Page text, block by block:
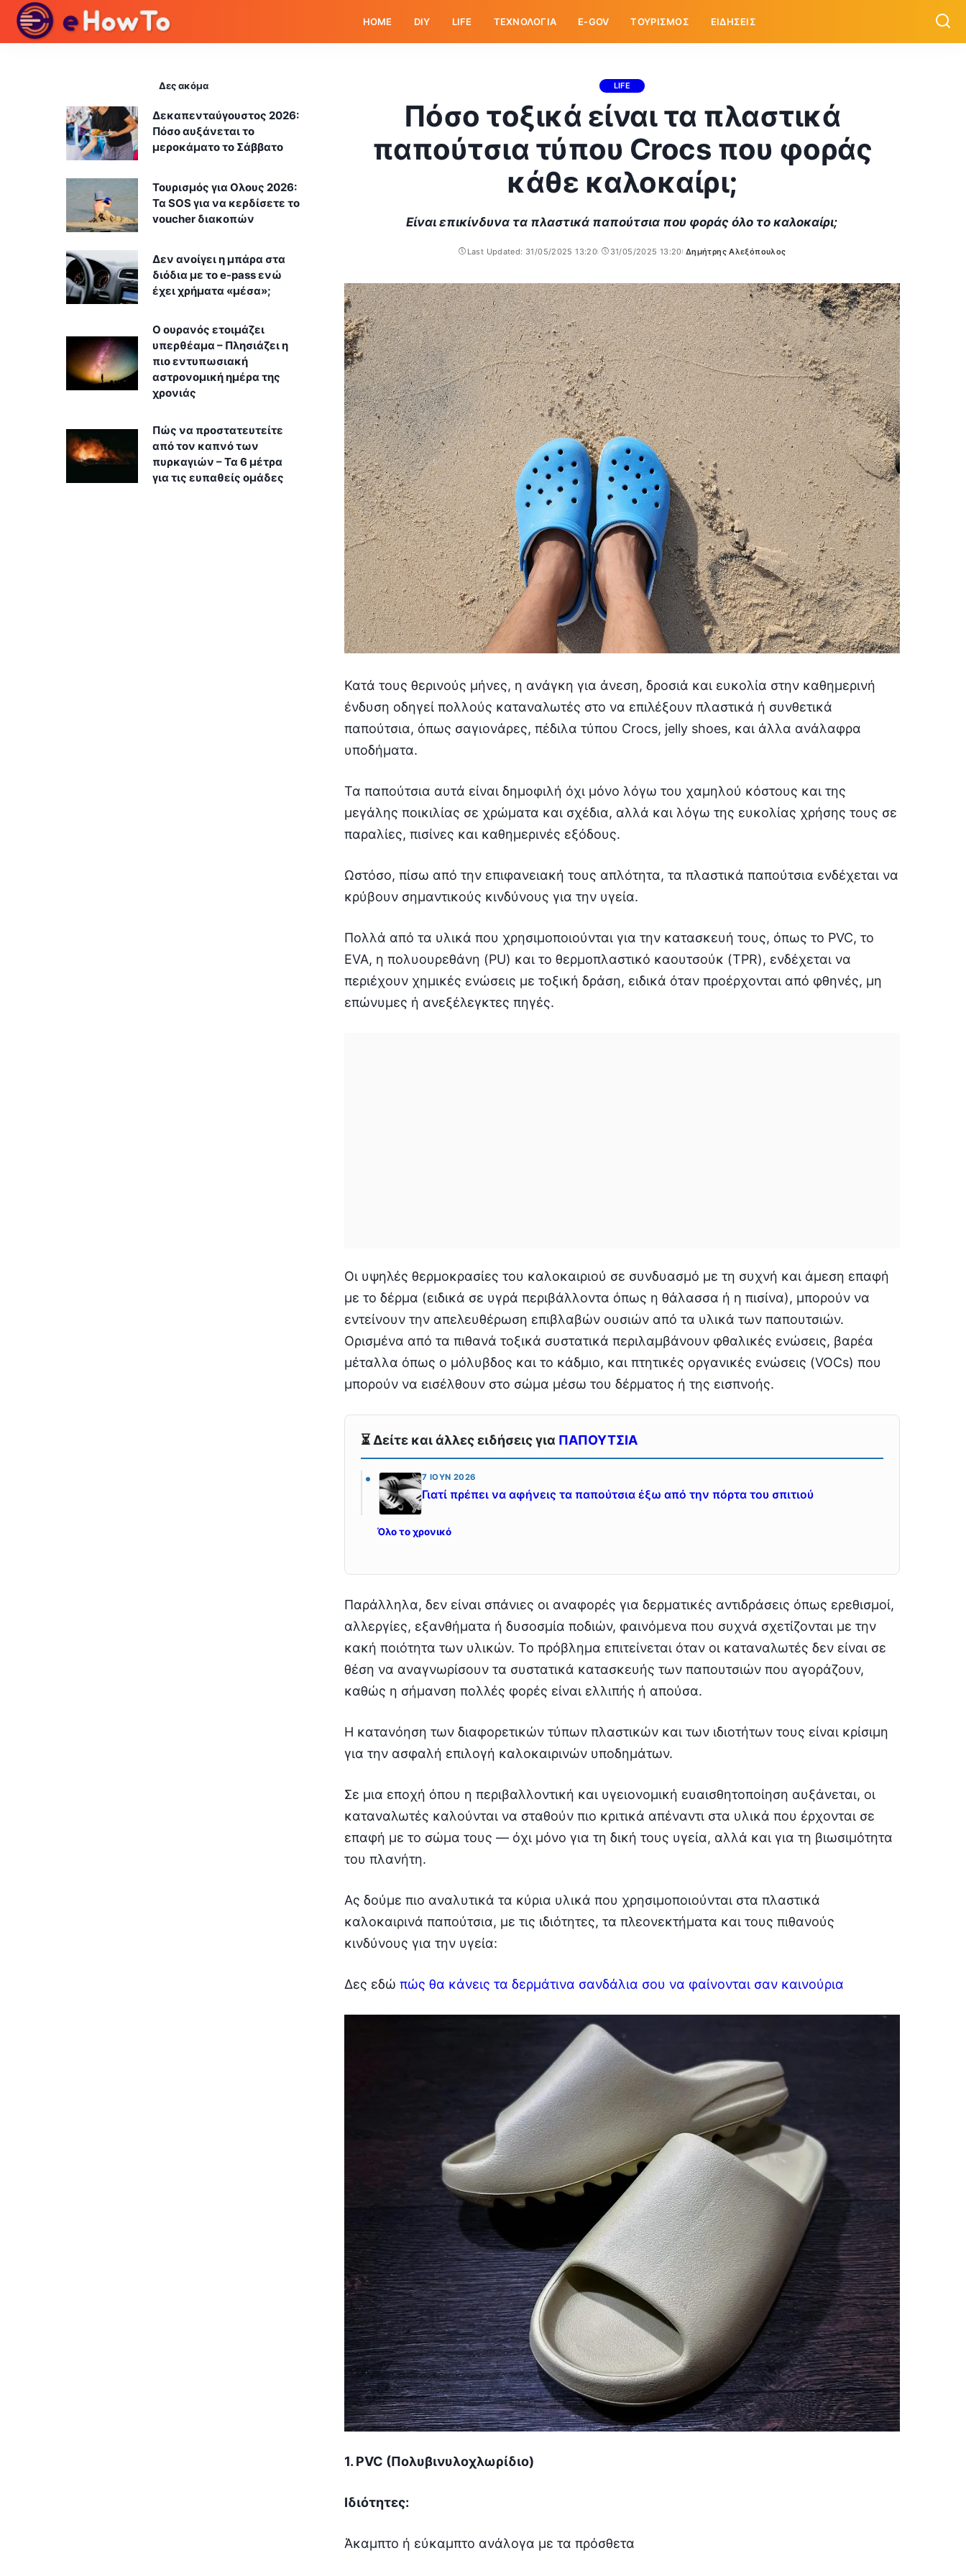
HOME DIY LIFE ΤΕΧΝΟΛΟΓΙΑ E-GOV ΤΟΥΡΙΣΜΟΣ ΕΙΔΗΣΕΙΣ
LIFE
Πόσο τοξικά είναι τα πλαστικά
παπούτσια τύπου Crocs που φοράς
κάθε καλοκαίρι;
Είναι επικίνδυνα τα πλαστικά παπούτσια που φοράς όλο το καλοκαίρι;
Last Updated: 31/05/2025 13:20 31/05/2025 13:20
Posted
Δημήτρης Αλεξόπουλος
Κατά τους θερινούς μήνες, η ανάγκη για άνεση, δροσιά και ευκολία στην καθημερινή
ένδυση οδηγεί πολλούς καταναλωτές στo να επιλέξουν πλαστικά ή συνθετικά
παπούτσια, όπως σαγιονάρες, πέδιλα τύπου Crocs, jelly shoes, και άλλα ανάλαφρα
υποδήματα.
Τα παπούτσια αυτά είναι δημοφιλή όχι μόνο λόγω του χαμηλού κόστους και της
μεγάλης ποικιλίας σε χρώματα και σχέδια, αλλά και λόγω της ευκολίας χρήσης τους σε
παραλίες, πισίνες και καθημερινές εξόδους.
Ωστόσο, πίσω από την επιφανειακή τους απλότητα, τα πλαστικά παπούτσια ενδέχεται να
κρύβουν σημαντικούς κινδύνους για την υγεία.
Πολλά από τα υλικά που χρησιμοποιούνται για την κατασκευή τους, όπως το PVC, το
EVA, η πολυουρεθάνη (PU) και το θερμοπλαστικό καουτσούκ (TPR), ενδέχεται να
περιέχουν χημικές ενώσεις με τοξική δράση, ειδικά όταν προέρχονται από φθηνές, μη
επώνυμες ή ανεξέλεγκτες πηγές.
Οι υψηλές θερμοκρασίες του καλοκαιριού σε συνδυασμό με τη συχνή και άμεση επαφή
με το δέρμα (ειδικά σε υγρά περιβάλλοντα όπως η θάλασσα ή η πισίνα), μπορούν να
εντείνουν την απελευθέρωση επιβλαβών ουσιών από τα υλικά των παπουτσιών.
Ορισμένα από τα πιθανά τοξικά συστατικά περιλαμβάνουν φθαλικές ενώσεις, βαρέα
μέταλλα όπως ο μόλυβδος και το κάδμιο, και πτητικές οργανικές ενώσεις (VOCs) που
μπορούν να εισέλθουν στο σώμα μέσω του δέρματος ή της εισπνοής.
⏳ Δείτε και άλλες ειδήσεις για ΠΑΠΟΥΤΣΙΑ
7 ΙΟΎΝ 2026
Γιατί πρέπει να αφήνεις τα παπούτσια έξω από την πόρτα του σπιτιού
Όλο το χρονικό
Παράλληλα, δεν είναι σπάνιες οι αναφορές για δερματικές αντιδράσεις όπως ερεθισμοί,
αλλεργίες, εξανθήματα ή δυσοσμία ποδιών, φαινόμενα που συχνά σχετίζονται με την
κακή ποιότητα των υλικών. Το πρόβλημα επιτείνεται όταν οι καταναλωτές δεν είναι σε
θέση να αναγνωρίσουν τα συστατικά κατασκευής των παπουτσιών που αγοράζουν,
καθώς η σήμανση πολλές φορές είναι ελλιπής ή απούσα.
Η κατανόηση των διαφορετικών τύπων πλαστικών και των ιδιοτήτων τους είναι κρίσιμη
για την ασφαλή επιλογή καλοκαιρινών υποδημάτων.
Σε μια εποχή όπου η περιβαλλοντική και υγειονομική ευαισθητοποίηση αυξάνεται, οι
καταναλωτές καλούνται να σταθούν πιο κριτικά απέναντι στα υλικά που έρχονται σε
επαφή με το σώμα τους — όχι μόνο για τη δική τους υγεία, αλλά και για τη βιωσιμότητα
του πλανήτη.
Ας δούμε πιο αναλυτικά τα κύρια υλικά που χρησιμοποιούνται στα πλαστικά
καλοκαιρινά παπούτσια, με τις ιδιότητες, τα πλεονεκτήματα και τους πιθανούς
κινδύνους για την υγεία:
Δες εδώ πώς θα κάνεις τα δερμάτινα σανδάλια σου να φαίνονται σαν καινούρια
1. PVC (Πολυβινυλοχλωρίδιο)
Ιδιότητες:
Άκαμπτο ή εύκαμπτο ανάλογα με τα πρόσθετα
Δες ακόμα
Δεκαπενταύγουστος 2026:
Πόσο αυξάνεται το
μεροκάματο το Σάββατο
Τουρισμός για Ολους 2026:
Τα SOS για να κερδίσετε το
voucher διακοπών
Δεν ανοίγει η μπάρα στα
διόδια με το e-pass ενώ
έχει χρήματα «μέσα»;
Ο ουρανός ετοιμάζει
υπερθέαμα – Πλησιάζει η
πιο εντυπωσιακή
αστρονομική ημέρα της
χρονιάς
Πώς να προστατευτείτε
από τον καπνό των
πυρκαγιών – Τα 6 μέτρα
για τις ευπαθείς ομάδες